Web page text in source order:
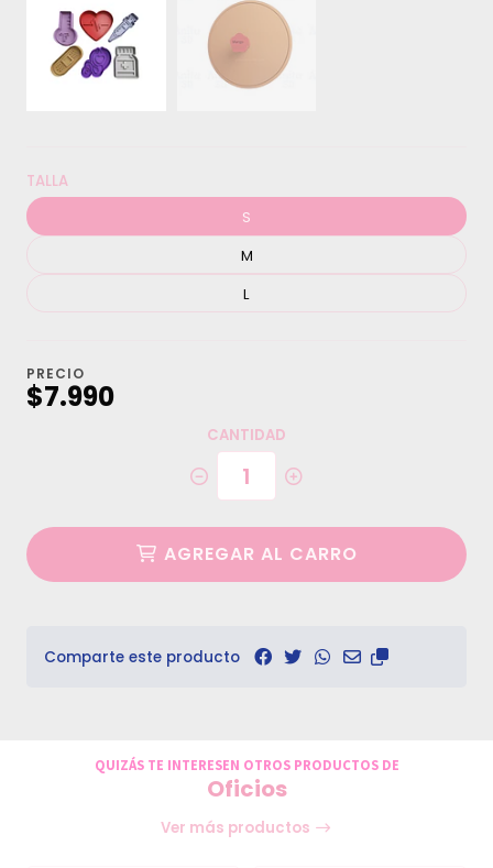
TALLA
S
M
L
PRECIO
$7.990
CANTIDAD
AGREGAR AL CARRO
Comparte este producto
QUIZÁS TE INTERESEN OTROS PRODUCTOS DE
Oficios
Ver más productos